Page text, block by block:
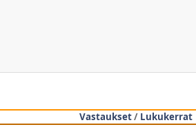
Vastaukset/ Lukukerrat